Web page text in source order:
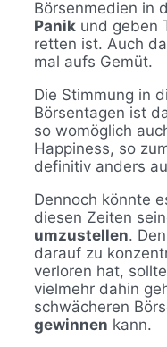
Börsenmedien in
Panik und geben
retten ist. Auch
mal aufs Gemüt.
Die Stimmung in
Börsentagen ist
so womöglich
Happiness, so
definitiv anders
Dennoch könnte
diesen Zeiten
umzustellen.
darauf zu
verloren hat,
vielmehr dahin
schwächeren
gewinnen kann.